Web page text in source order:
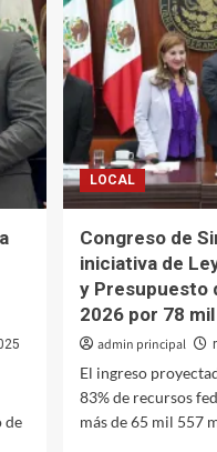
dignidad
de
las
mujeres:
Tere
Guerra
de
LOCAL
Congreso de
iniciativa de
y Presupuesto
2026 por 78
admin principal
El ingreso
83% de recursos
más de 65 mil 557